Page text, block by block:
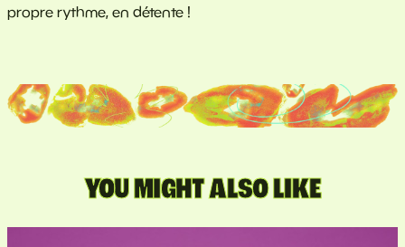
propre rythme, en détente !
YOU MIGHT ALSO LIKE